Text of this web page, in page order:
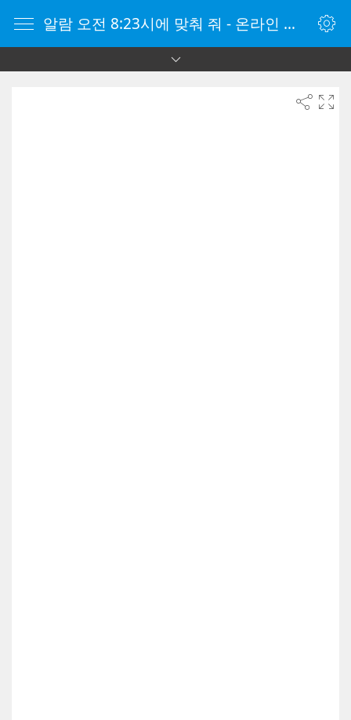
알람 오전 8:23시에 맞춰 줘 - 온라인 알람 시계 - 자명종 온라인 - 온라인 자명종